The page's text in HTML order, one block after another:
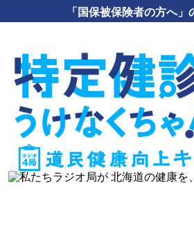
「国保被保険者の方へ」